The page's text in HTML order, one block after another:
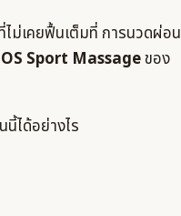
ไม่เคยฟื้นเต็มที่ การนวดผ่อน
Sport Massageของ
ได้อย่างไร